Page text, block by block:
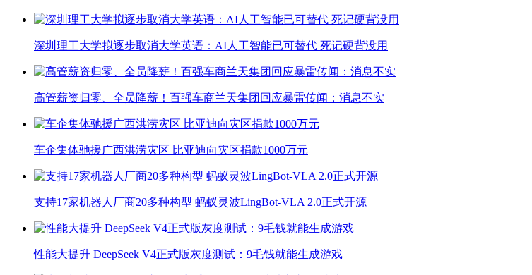
深圳理工大学拟逐步取消大学英语：AI人工智能已可替代 死记硬背没用
高管薪资归零、全员降薪！百强车商兰天集团回应暴雷传闻：消息不实
车企集体驰援广西洪涝灾区 比亚迪向灾区捐款1000万元
支持17家机器人厂商20多种构型 蚂蚁灵波LingBot-VLA 2.0正式开源
性能大提升 DeepSeek V4正式版灰度测试：9毛钱就能生成游戏